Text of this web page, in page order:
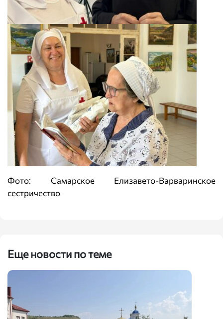
Фото: Самарское Елизавето-Варваринское
сестричество
Еще новости по теме